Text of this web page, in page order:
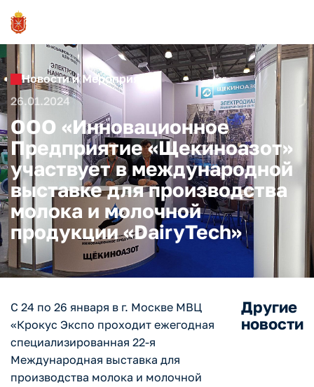
Новости и Мероприятия
26.01.2024
ООО «Инновационное
Предприятие «Щекиноазот»
участвует в международной
выставке для производства
молока и молочной
продукции «DairyTech»
С 24 по 26 января в г. Москве МВЦ
«Крокус Экспо проходит ежегодная
специализированная 22-я
Международная выставка для
производства молока и молочной
Другие
новости